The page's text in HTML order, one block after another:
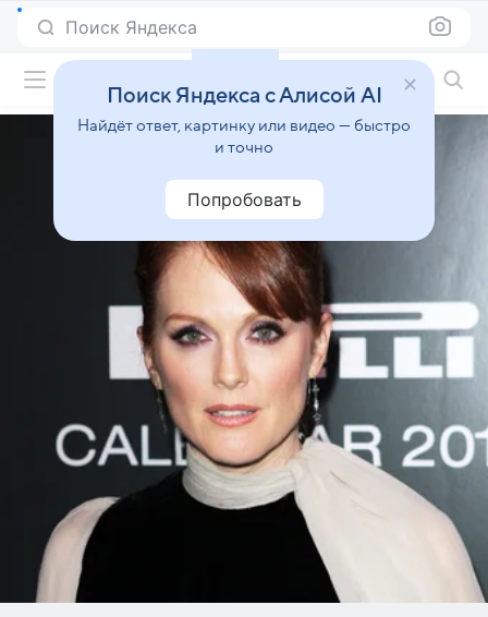
Поиск Яндекса
Поиск Яндекса с Алисой AI
Найдёт ответ, картинку или видео — быстро
и точно
Попробовать